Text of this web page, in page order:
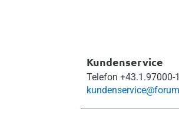
Kundenservice
Telefon +43.1.97000-